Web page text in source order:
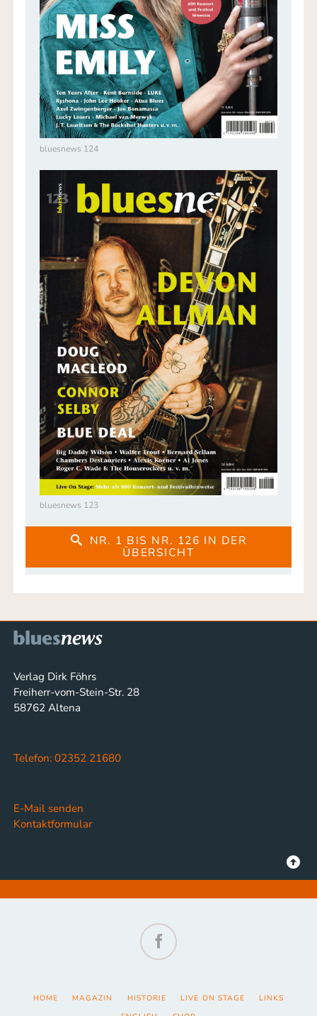
bluesnews 124
bluesnews 123
NR. 1 BIS NR. 126 IN DER
ÜBERSICHT
Verlag Dirk Föhrs
Freiherr-vom-Stein-Str. 28
58762 Altena
Telefon: 02352 21680
E-Mail senden
Kontaktformular
NAVIGATION
HOME MAGAZIN HISTORIE LIVE ON STAGE
LINKS